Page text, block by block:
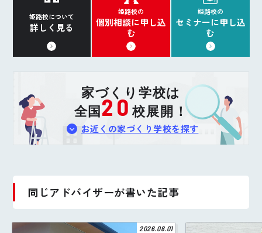
姫路校について
詳しく見る
姫路校の
個別相談に申し込
む
姫路校の
セミナーに申し込
む
家づくり学校は
全国20校展開！
お近くの家づくり学校を探す
同じアドバイザーが書いた記事
2026.08.01